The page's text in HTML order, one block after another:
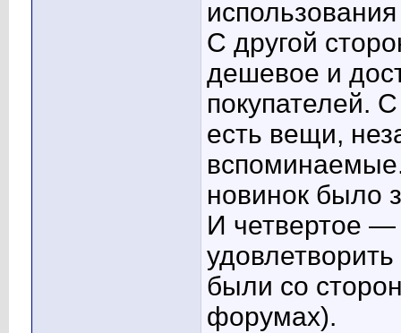
С другой
дешевое и
покупателей.
есть вещи,
новинок было
И четвертое —
были со
форумах).